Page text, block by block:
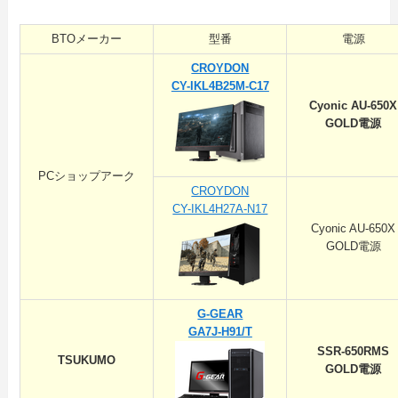
BTOメーカー 型番 電源
PCショップアーク
CROYDON
CY-IKL4B25M-C17
Cyonic AU-650X
GOLD電源
CROYDON
CY-IKL4H27A-N17
Cyonic AU-650X
GOLD電源
TSUKUMO
G-GEAR
GA7J-H91/T
SSR-650RMS
GOLD電源